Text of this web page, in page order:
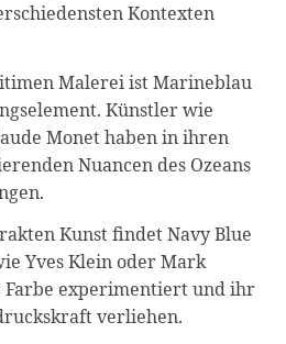
Kontexten
Malerei ist Marineblau
Künstler wie
Monet haben in ihren
Nuancen des Ozeans
Kunst findet Navy Blue
Yves Klein oder Mark
Farbe experimentiert und ihr
verliehen.